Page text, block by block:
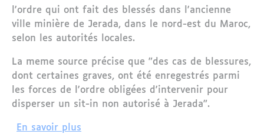
l'ordre qui ont fait des blessés dans l'ancienne
ville minière de Jerada, dans le nord-est du Maroc,
selon les autorités locales.
La meme source précise que "des cas de blessures,
dont certaines graves, ont été enregestrés parmi
les forces de l'ordre obligées d'intervenir pour
disperser un sit-in non autorisé à Jerada".
En savoir plus